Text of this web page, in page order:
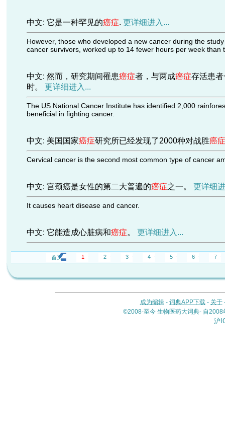
中文: 它是一种罕见的癌症. 更详细进入...
However, those who developed a new cancer during the
cancer survivors, worked up to 14 fewer hours per week than
中文: 然而，研究期间罹患癌症者，与两成癌症存活患
时。
更详细进入...
The US National Cancer Institute has identified 2,000
beneficial in fighting cancer.
中文: 美国国家癌症研究所已经发现了2000种对战胜癌症
Cervical cancer is the second most common type of cancer
中文: 宫颈癌是女性的第二大普遍的癌症之一。 更详细
It causes heart disease and cancer.
中文: 它能造成心脏病和癌症。 更详细进入...
首页 1 2 3 4 5 6 7
成为编辑- 词典APP下载- 关于
©2008-至今 生物医药大词典- 自
沪